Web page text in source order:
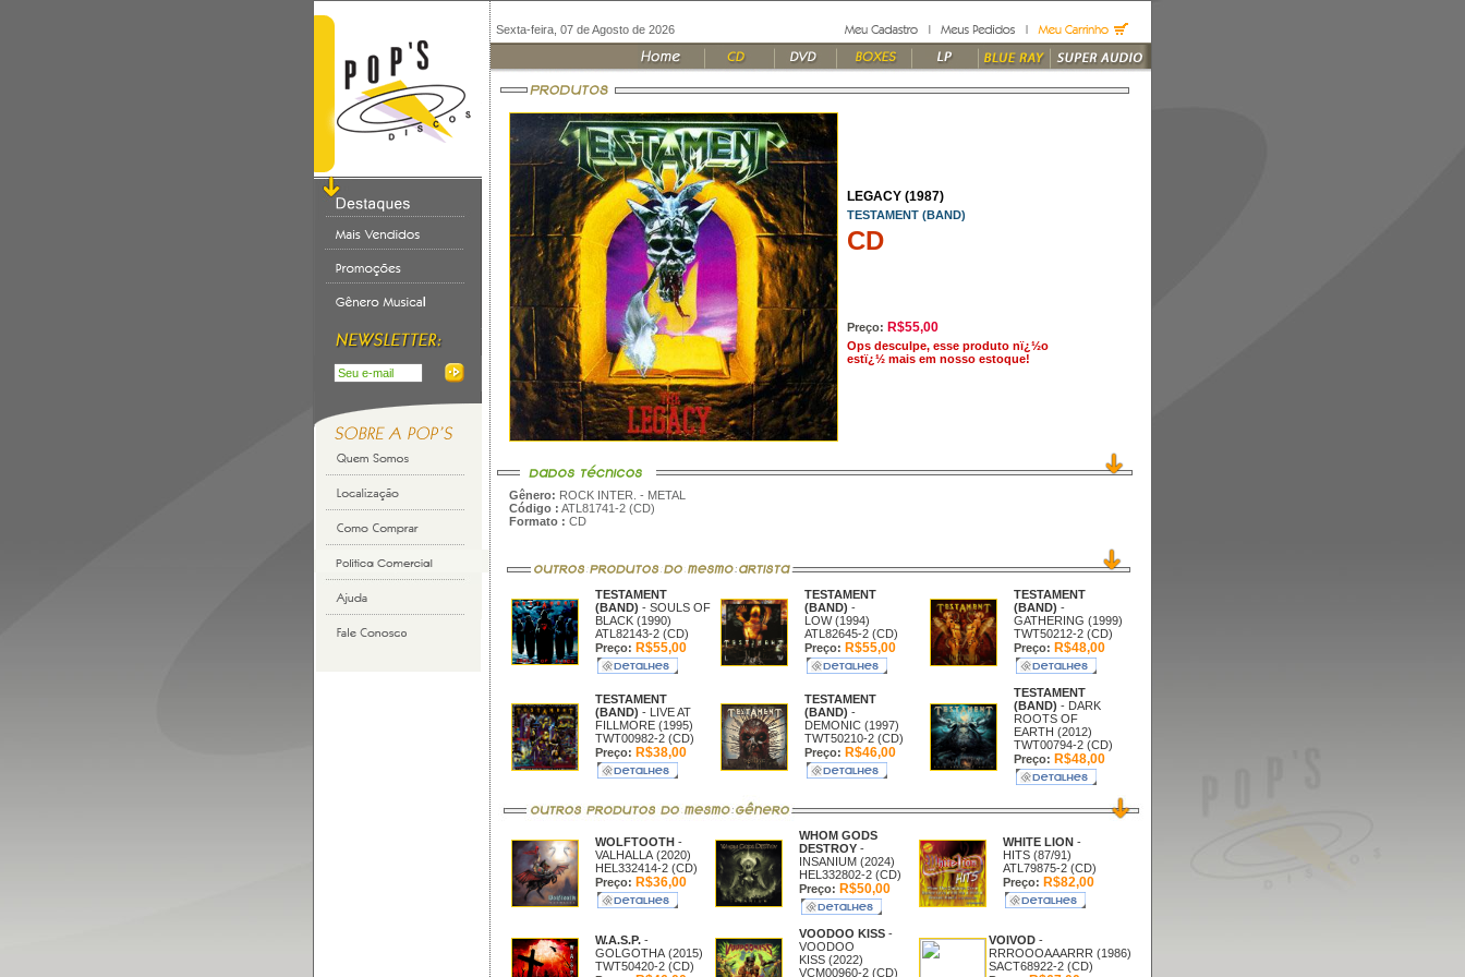
Sexta-feira, 07 de Agosto de 2026
LEGACY (1987)
TESTAMENT (BAND)
CD
Preço: R$55,00
Ops desculpe, esse produto nï¿½o
estï¿½ mais em nosso estoque!
Gênero: ROCK INTER. - METAL
Código : ATL81741-2 (CD)
Formato : CD
TESTAMENT
(BAND) - SOULS OF
BLACK (1990)
ATL82143-2 (CD)
Preço: R$55,00
TESTAMENT
(BAND) -
LOW (1994)
ATL82645-2 (CD)
Preço: R$55,00
TESTAMENT
(BAND) -
GATHERING (1999)
TWT50212-2 (CD)
Preço: R$48,00
TESTAMENT
(BAND) - LIVE AT
FILLMORE (1995)
TWT00982-2 (CD)
Preço: R$38,00
TESTAMENT
(BAND) -
DEMONIC (1997)
TWT50210-2 (CD)
Preço: R$46,00
TESTAMENT
(BAND) - DARK
ROOTS OF
EARTH (2012)
TWT00794-2 (CD)
Preço: R$48,00
WOLFTOOTH -
VALHALLA (2020)
HEL332414-2 (CD)
Preço: R$36,00
WHOM GODS
DESTROY -
INSANIUM (2024)
HEL332802-2 (CD)
Preço: R$50,00
WHITE LION -
HITS (87/91)
ATL79875-2 (CD)
Preço: R$82,00
W.A.S.P. -
GOLGOTHA (2015)
TWT50420-2 (CD)
VOODOO KISS -
VOODOO
KISS (2022)
VCM00960-2 (CD)
VOIVOD -
RRROOOAAARRR (1986)
SACT68922-2 (CD)